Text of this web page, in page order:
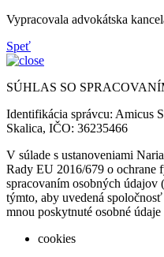
Vypracovala advokátska
Speť
SÚHLAS SO
Identifikácia správcu: Amicus
Skalica, IČO: 36235466
V súlade s ustanoveniami
Rady EU 2016/679 o ochrane
spracovaním osobných údajov
týmto, aby uvedená
mnou poskytnuté osobné
cookies